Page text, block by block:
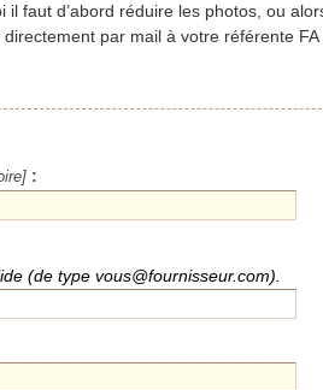
il faut d’abord réduire les photos, ou
par mail à votre référente FA .
:
(de type vous@fournisseur.com).